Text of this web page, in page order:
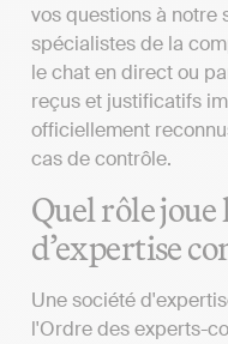
vos questions à notre
spécialistes de la
le chat en direct ou
reçus et justificatifs
officiellement
cas de contrôle.
Quel rôle joue
d’expertise
Une société
l'Ordre des experts-